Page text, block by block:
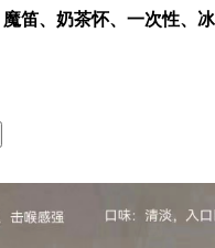
笛、奶茶怀、一次性、冰